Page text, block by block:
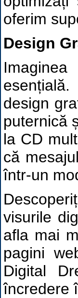
oferim
Design
design
puternică
la CD
că
într-un
visurile
afla mai
pagini
Digital
încredere